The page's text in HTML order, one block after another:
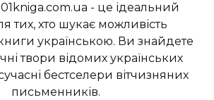
- це ідеальний
тих, хто шукає можливість
українською. Ви знайдете
твори відомих українських
сучасні бестселери вітчизняних
письменників.